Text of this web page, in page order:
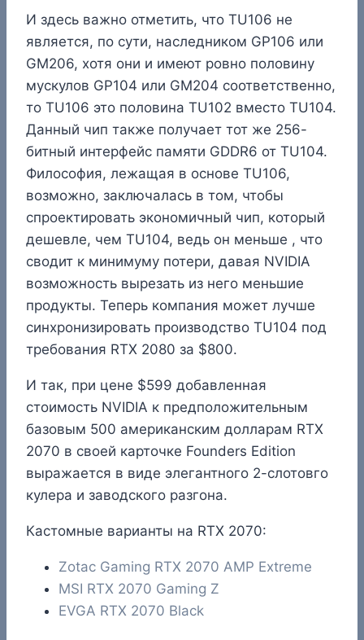
И здесь важно отметить, что TU106 не
является, по сути, наследником GP106 или
GM206, хотя они и имеют ровно половину
мускулов GP104 или GM204 соответственно,
то TU106 это половина TU102 вместо TU104.
Данный чип также получает тот же 256-
битный интерфейс памяти GDDR6 от TU104.
Философия, лежащая в основе TU106,
возможно, заключалась в том, чтобы
спроектировать экономичный чип, который
дешевле, чем TU104, ведь он меньше , что
сводит к минимуму потери, давая NVIDIA
возможность вырезать из него меньшие
продукты. Теперь компания может лучше
синхронизировать производство TU104 под
требования RTX 2080 за $800.
И так, при цене $599 добавленная
стоимость NVIDIA к предположительным
базовым 500 американским долларам RTX
2070 в своей карточке Founders Edition
выражается в виде элегантного 2-слотовго
кулера и заводского разгона.
Кастомные варианты на RTX 2070:
Zotac Gaming RTX 2070 AMP Extreme
MSI RTX 2070 Gaming Z
EVGA RTX 2070 Black